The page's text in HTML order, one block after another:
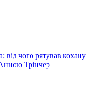
від чого рятував кохану
Трінчер